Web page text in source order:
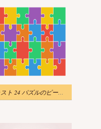
イラスト 24 パズルのピース PNG 透明